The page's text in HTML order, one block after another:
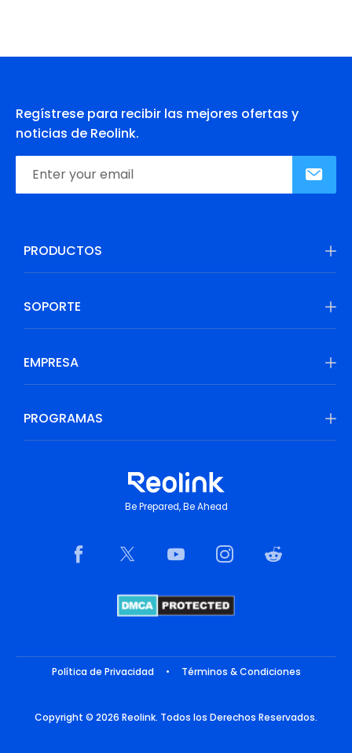
Regístrese para recibir las mejores ofertas y
noticias de Reolink.
PRODUCTOS
SOPORTE
EMPRESA
PROGRAMAS
Be Prepared, Be Ahead
Política de Privacidad • Términos & Condiciones
Copyright © 2026 Reolink. Todos los Derechos Reservados.